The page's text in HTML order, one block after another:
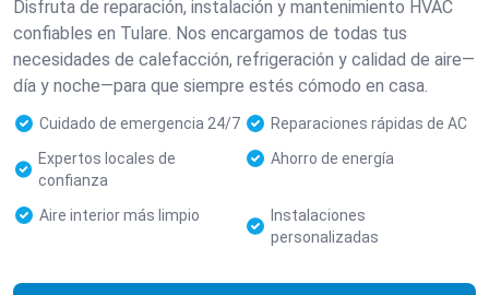
Disfruta de reparación, instalación y mantenimiento HVAC
confiables en Tulare. Nos encargamos de todas tus
necesidades de calefacción, refrigeración y calidad de aire—
día y noche—para que siempre estés cómodo en casa.
Cuidado de emergencia 24/7
Reparaciones rápidas de AC
Expertos locales de
confianza
Ahorro de energía
Aire interior más limpio
Instalaciones
personalizadas